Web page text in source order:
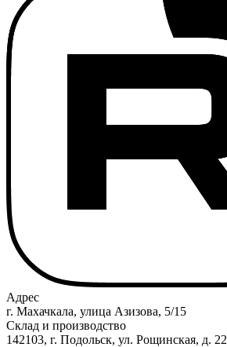
Адрес
г. Махачкала, улица Азизова, 5/15
Склад и производство
142103, г. Подольск, ул. Рощинская, д. 22